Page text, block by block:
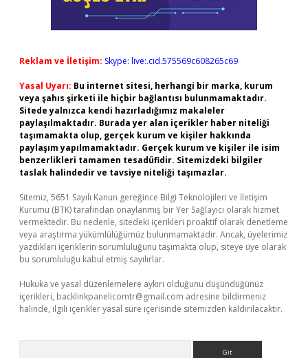
Reklam ve İletişim: Skype: live:.cid.575569c608265c69
Yasal Uyarı: Bu internet sitesi, herhangi bir marka, kurum
veya şahıs şirketi ile hiçbir bağlantısı bulunmamaktadır.
Sitede yalnızca kendi hazırladığımız makaleler
paylaşılmaktadır. Burada yer alan içerikler haber niteliği
taşımamakta olup, gerçek kurum ve kişiler hakkında
paylaşım yapılmamaktadır. Gerçek kurum ve kişiler ile isim
benzerlikleri tamamen tesadüfidir. Sitemizdeki bilgiler
taslak halindedir ve tavsiye niteliği taşımazlar.
Sitemiz, 5651 Sayılı Kanun gereğince Bilgi Teknolojileri ve İletişim
Kurumu (BTK) tarafından onaylanmış bir Yer Sağlayıcı olarak hizmet
vermektedir. Bu nedenle, sitedeki içerikleri proaktif olarak denetleme
veya araştırma yükümlülüğümüz bulunmamaktadır. Ancak, üyelerimiz
yazdıkları içeriklerin sorumluluğunu taşımakta olup, siteye üye olarak
bu sorumluluğu kabul etmiş sayılırlar.
Hukuka ve yasal düzenlemelere aykırı olduğunu düşündüğünüz
içerikleri, backlinkpanelicomtr@gmail.com adresine bildirmeniz
halinde, ilgili içerikler yasal süre içerisinde sitemizden kaldırılacaktır.